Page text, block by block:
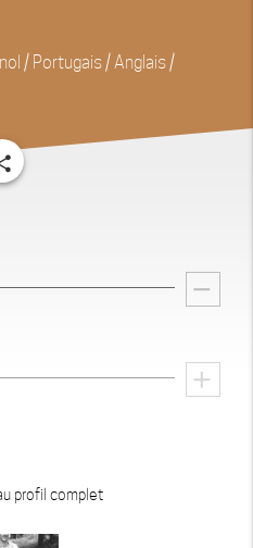
/ Portugais / Anglais /
remove
add
profil complet